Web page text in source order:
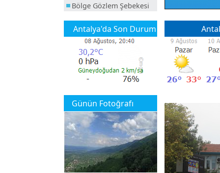
Bölge Gözlem Şebekesi
Antalya'da Son Durum
Günün Fotoğrafı